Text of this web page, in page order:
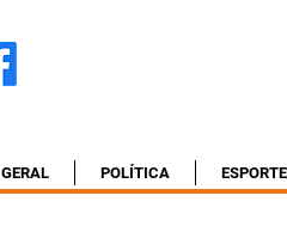
GERAL POLÍTICA